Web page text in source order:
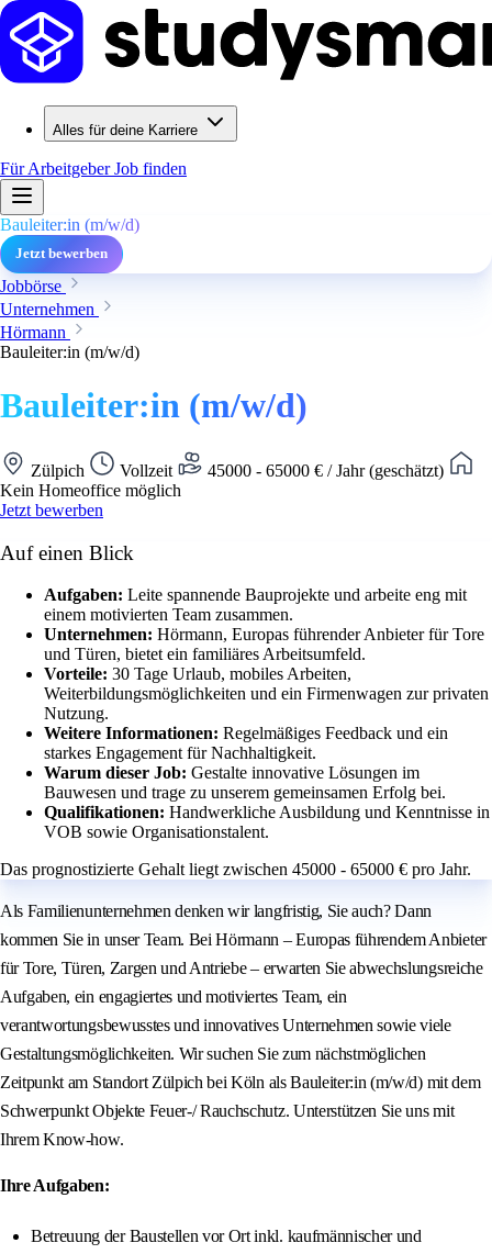
Alles für deine Karriere
Für ArbeitgeberJob finden
Bauleiter:in (m/w/d)
Jetzt bewerben
Jobbörse
Unternehmen
Hörmann
Bauleiter:in (m/w/d)
Bauleiter:in (m/w/d)
Zülpich Vollzeit
45000 - 65000 € / Jahr (geschätzt)
Kein Homeoffice möglich
Jetzt bewerben
Auf einen Blick
Aufgaben: Leite spannende Bauprojekte und arbeite eng mit
einem motivierten Team zusammen.
Unternehmen: Hörmann, Europas führender Anbieter für Tore
und Türen, bietet ein familiäres Arbeitsumfeld.
Vorteile: 30 Tage Urlaub, mobiles Arbeiten,
Weiterbildungsmöglichkeiten und ein Firmenwagen zur privaten
Nutzung.
Weitere Informationen: Regelmäßiges Feedback und ein
starkes Engagement für Nachhaltigkeit.
Warum dieser Job: Gestalte innovative Lösungen im
Bauwesen und trage zu unserem gemeinsamen Erfolg bei.
Qualifikationen: Handwerkliche Ausbildung und Kenntnisse in
VOB sowie Organisationstalent.
Das prognostizierte Gehalt liegt zwischen 45000 - 65000 € pro Jahr.
Als Familienunternehmen denken wir langfristig, Sie auch? Dann
kommen Sie in unser Team. Bei Hörmann – Europas führendem Anbieter
für Tore, Türen, Zargen und Antriebe – erwarten Sie abwechslungsreiche
Aufgaben, ein engagiertes und motiviertes Team, ein
verantwortungsbewusstes und innovatives Unternehmen sowie viele
Gestaltungsmöglichkeiten. Wir suchen Sie zum nächstmöglichen
Zeitpunkt am Standort Zülpich bei Köln als Bauleiter:in (m/w/d) mit dem
Schwerpunkt Objekte Feuer-/ Rauchschutz. Unterstützen Sie uns mit
Ihrem Know-how.
Ihre Aufgaben:
Betreuung der Baustellen vor Ort inkl. kaufmännischer und